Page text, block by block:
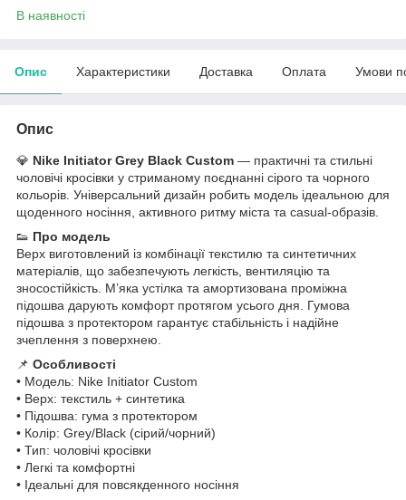
В наявності
Опис Характеристики Доставка Оплата Умови
Опис
💎 Nike Initiator Grey Black Custom — практичні та стильні
чоловічі кросівки у стриманому поєднанні сірого та чорного
кольорів. Універсальний дизайн робить модель ідеальною для
щоденного носіння, активного ритму міста та casual-образів.
👟 Про модель
Верх виготовлений із комбінації текстилю та синтетичних
матеріалів, що забезпечують легкість, вентиляцію та
зносостійкість. М’яка устілка та амортизована проміжна
підошва дарують комфорт протягом усього дня. Гумова
підошва з протектором гарантує стабільність і надійне
зчеплення з поверхнею.
📌 Особливості
• Модель: Nike Initiator Custom
• Верх: текстиль + синтетика
• Підошва: гума з протектором
• Колір: Grey/Black (сірий/чорний)
• Тип: чоловічі кросівки
• Легкі та комфортні
• Ідеальні для повсякденного носіння